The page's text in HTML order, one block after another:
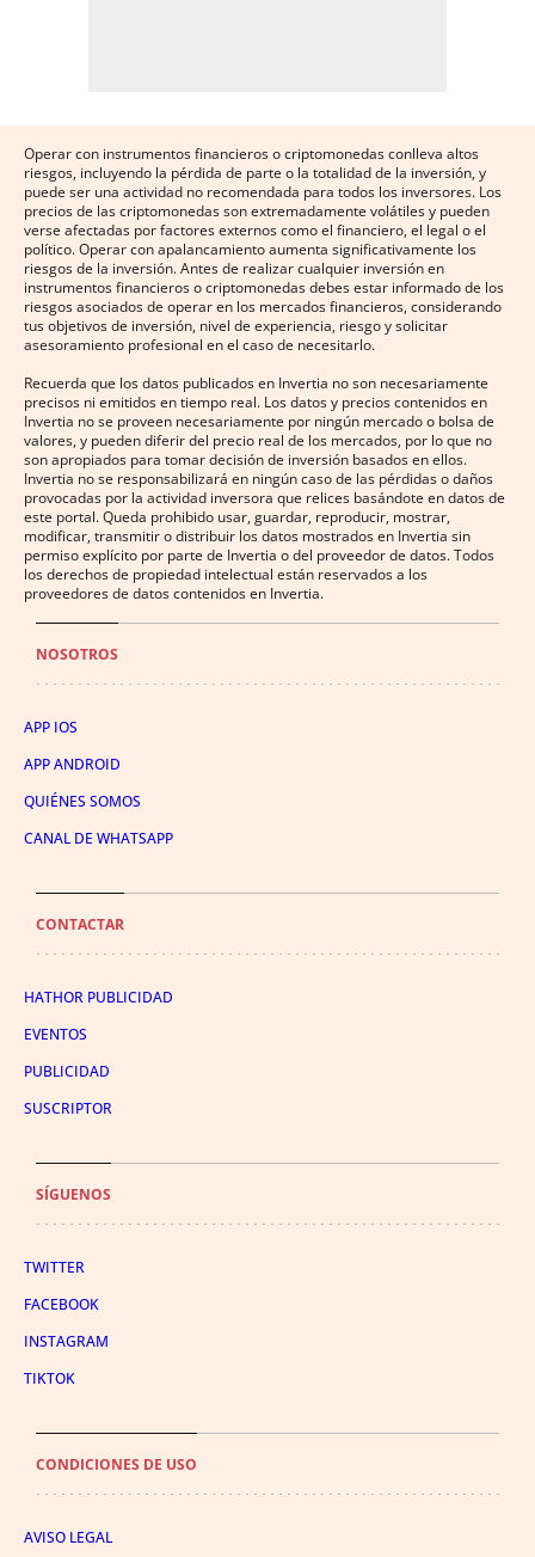
Operar con instrumentos financieros o criptomonedas conlleva altos
riesgos, incluyendo la pérdida de parte o la totalidad de la inversión, y
puede ser una actividad no recomendada para todos los inversores. Los
precios de las criptomonedas son extremadamente volátiles y pueden
verse afectadas por factores externos como el financiero, el legal o el
político. Operar con apalancamiento aumenta significativamente los
riesgos de la inversión. Antes de realizar cualquier inversión en
instrumentos financieros o criptomonedas debes estar informado de los
riesgos asociados de operar en los mercados financieros, considerando
tus objetivos de inversión, nivel de experiencia, riesgo y solicitar
asesoramiento profesional en el caso de necesitarlo.
Recuerda que los datos publicados en Invertia no son necesariamente
precisos ni emitidos en tiempo real. Los datos y precios contenidos en
Invertia no se proveen necesariamente por ningún mercado o bolsa de
valores, y pueden diferir del precio real de los mercados, por lo que no
son apropiados para tomar decisión de inversión basados en ellos.
Invertia no se responsabilizará en ningún caso de las pérdidas o daños
provocadas por la actividad inversora que relices basándote en datos de
este portal. Queda prohibido usar, guardar, reproducir, mostrar,
modificar, transmitir o distribuir los datos mostrados en Invertia sin
permiso explícito por parte de Invertia o del proveedor de datos. Todos
los derechos de propiedad intelectual están reservados a los
proveedores de datos contenidos en Invertia.
NOSOTROS
APP IOS
APP ANDROID
QUIÉNES SOMOS
CANAL DE WHATSAPP
CONTACTAR
HATHOR PUBLICIDAD
EVENTOS
PUBLICIDAD
SUSCRIPTOR
SÍGUENOS
TWITTER
FACEBOOK
INSTAGRAM
TIKTOK
CONDICIONES DE USO
AVISO LEGAL